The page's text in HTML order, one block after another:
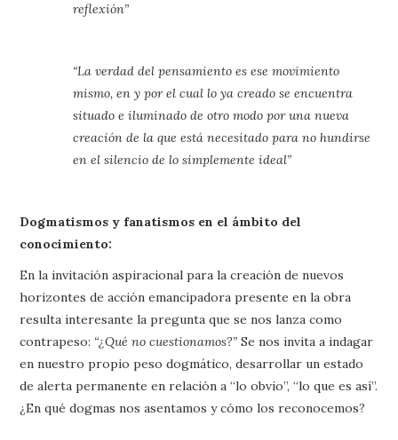
reflexión”
“La verdad del pensamiento es ese movimiento
mismo, en y por el cual lo ya creado se encuentra
situado e iluminado de otro modo por una nueva
creación de la que está necesitado para no hundirse
en el silencio de lo simplemente ideal”
Dogmatismos y fanatismos en el ámbito del
conocimiento:
En la invitación aspiracional para la creación de nuevos
horizontes de acción emancipadora presente en la obra
resulta interesante la pregunta que se nos lanza como
contrapeso: “¿Qué no cuestionamos?” Se nos invita a indagar
en nuestro propio peso dogmático, desarrollar un estado
de alerta permanente en relación a “lo obvio”, “lo que es así”.
¿En qué dogmas nos asentamos y cómo los reconocemos?